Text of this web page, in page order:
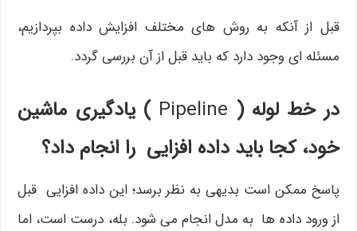
قبل از آنکه به روش های مختلف افزایش داده بپردازیم،
مسئله ای وجود دارد که باید قبل از آن بررسی گردد.
در خط لوله ( Pipeline ) یادگیری ماشین
خود، کجا باید داده افزایی را انجام داد؟
پاسخ ممکن است بدیهی به نظر برسد؛ این داده افزایی قبل
از ورود داده ها به مدل انجام می شود. بله، درست است، اما